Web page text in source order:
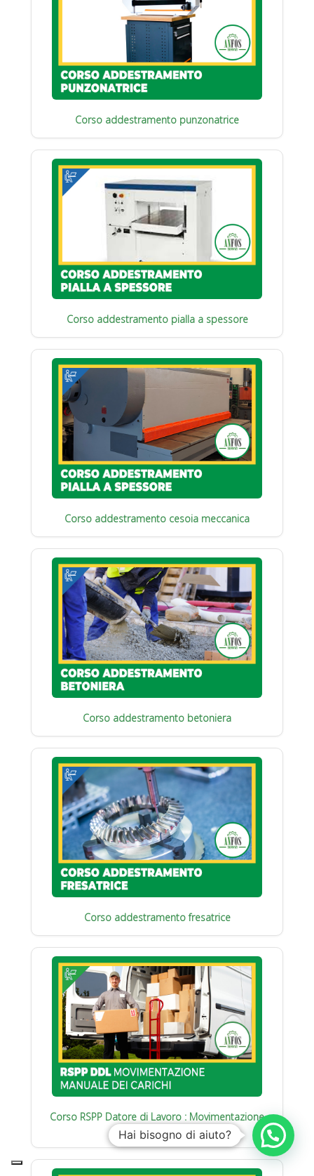
Corso addestramento punzonatrice
Corso addestramento pialla a spessore
Corso addestramento cesoia meccanica
Corso addestramento betoniera
Corso addestramento fresatrice
Corso RSPP Datore di Lavoro : Movimentazione
manuale carichi
Hai bisogno di aiuto?